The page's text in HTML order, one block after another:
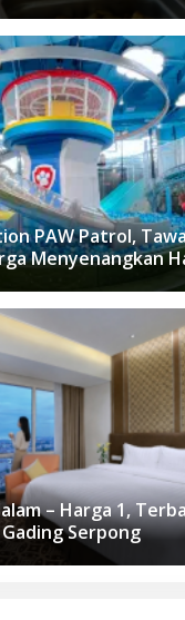
PAW Patrol,
Menyenangkan
– Harga 1,
Serpong